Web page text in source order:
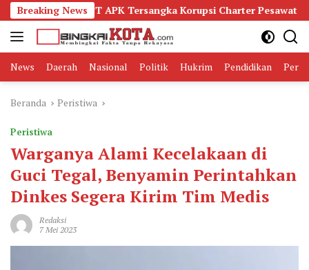
Langsung
ke
konten
Breaking News
VP PT APK Tersangka Korupsi Charter Pesawat
News Daerah Nasional Politik Hukrim Pendidikan
Beranda Peristiwa
Peristiwa
Warganya Alami Kecelakaan di
Guci Tegal, Benyamin Perintahkan
Dinkes Segera Kirim Tim Medis
Redaksi
7 Mei 2023